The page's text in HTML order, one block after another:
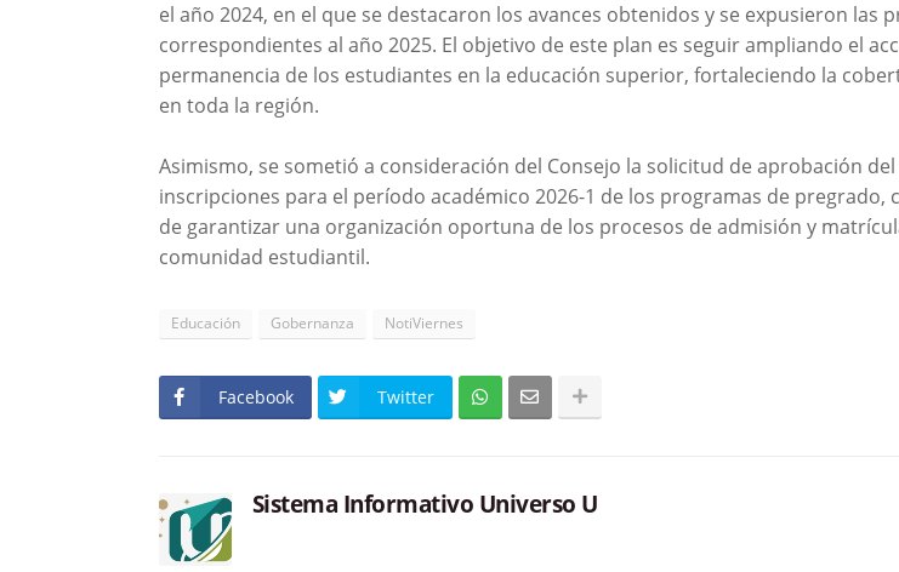
el año 2024, en el que se destacaron los avances obtenidos y se expusieron las
correspondientes al año 2025. El objetivo de este plan es seguir ampliando el
permanencia de los estudiantes en la educación superior, fortaleciendo la
en toda la región.
Asimismo, se sometió a consideración del Consejo la solicitud de aprobación
inscripciones para el período académico 2026-1 de los programas de pregrado,
de garantizar una organización oportuna de los procesos de admisión y
comunidad estudiantil.
Educación Gobernanza NotiViernes
Facebook Twitter
Sistema Informativo Universo U